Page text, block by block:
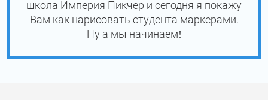
школа Империя Пикчер и сегодня я покажу
Вам как нарисовать студента маркерами.
Ну а мы начинаем!